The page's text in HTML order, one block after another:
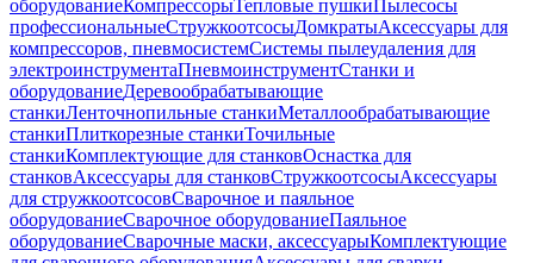
оборудованиеКомпрессорыТепловые пушкиПылесосы
профессиональныеСтружкоотсосыДомкратыАксессуары для
компрессоров, пневмосистемСистемы пылеудаления для
электроинструментаПневмоинструментСтанки и
оборудованиеДеревообрабатывающие
станкиЛенточнопильные станкиМеталлообрабатывающие
станкиПлиткорезные станкиТочильные
станкиКомплектующие для станковОснастка для
станковАксессуары для станковСтружкоотсосыАксессуары
для стружкоотсосовСварочное и паяльное
оборудованиеСварочное оборудованиеПаяльное
оборудованиеСварочные маски, аксессуарыКомплектующие